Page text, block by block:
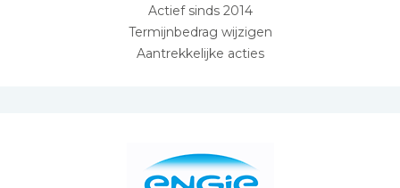
Actief sinds 2014
Termijnbedrag wijzigen
Aantrekkelijke acties